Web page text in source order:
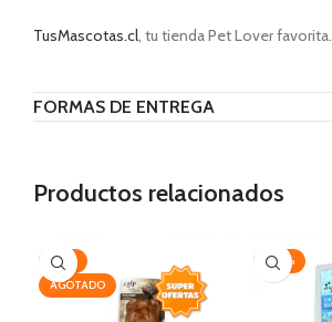
TusMascotas.cl, tu tienda Pet Lover favorita.
FORMAS DE ENTREGA
Productos relacionados
-25%
AGOTADO
-20%